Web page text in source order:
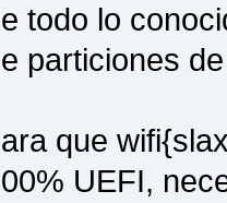
todo lo
particiones
que
UEFI,